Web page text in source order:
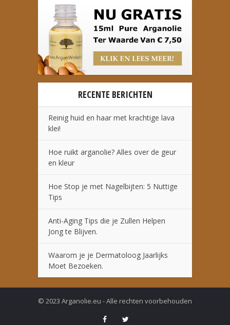
RECENTE BERICHTEN
Reinig huid en haar met krachtige lava
klei!
Hoe ruikt arganolie? Alles over de geur
en kleur
Hoe Stop je met Nagelbijten: 5 Nuttige
Tips
Anti-Aging Tips die je Zullen Helpen
Jong te Blijven.
Waarom je je Dermatoloog Jaarlijks
Moet Bezoeken.
© 2023 Arganolie.eu - Alle rechten voorbehouden